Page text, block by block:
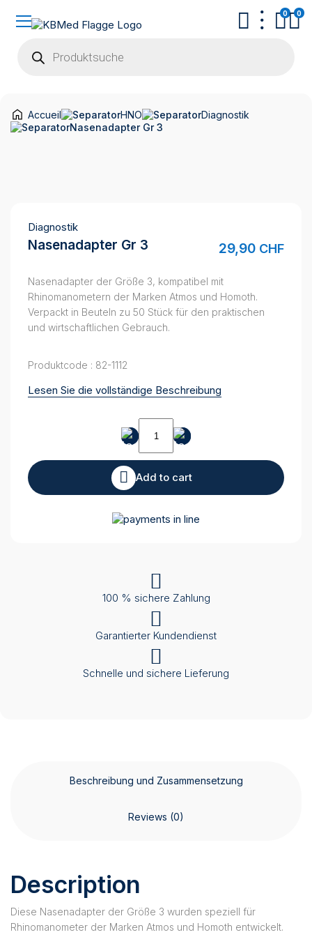
search
0 0
Accueil HNO
Diagnostik
Nasenadapter Gr 3
Diagnostik
Nasenadapter Gr 3 29,90 CHF
Nasenadapter der Größe 3, kompatibel mit
Rhinomanometern der Marken Atmos und Homoth.
Verpackt in Beuteln zu 50 Stück für den praktischen
und wirtschaftlichen Gebrauch.
Produktcode : 82-1112
Lesen Sie die vollständige Beschreibung
Nasenadapter
Gr
quantity
Add to cart
100 % sichere Zahlung
Garantierter Kundendienst
Schnelle und sichere Lieferung
Beschreibung und Zusammensetzung
Reviews (0)
Description
Diese Nasenadapter der Größe 3 wurden speziell für
Rhinomanometer der Marken Atmos und Homoth entwickelt.